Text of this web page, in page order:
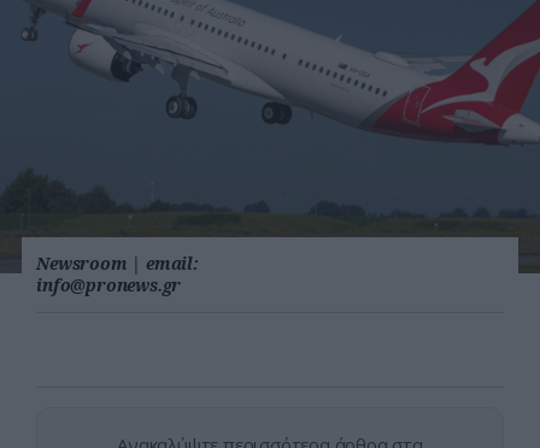
Newsroom | email:
info@pronews.gr